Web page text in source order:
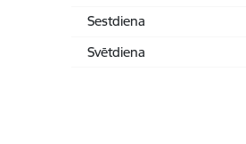
Sestdiena
Svētdiena